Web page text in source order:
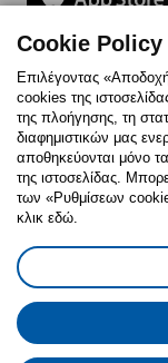
Follow us:
FacebookInstagram
Πολιτική
Cookie Policy
Επιλέγοντας
cookies της
της πλοήγησης, τη
διαφημιστικών μας
αποθηκεύονται μόνο
της ιστοσελίδας.
των «Ρυθμίσεων
κλικ εδώ.